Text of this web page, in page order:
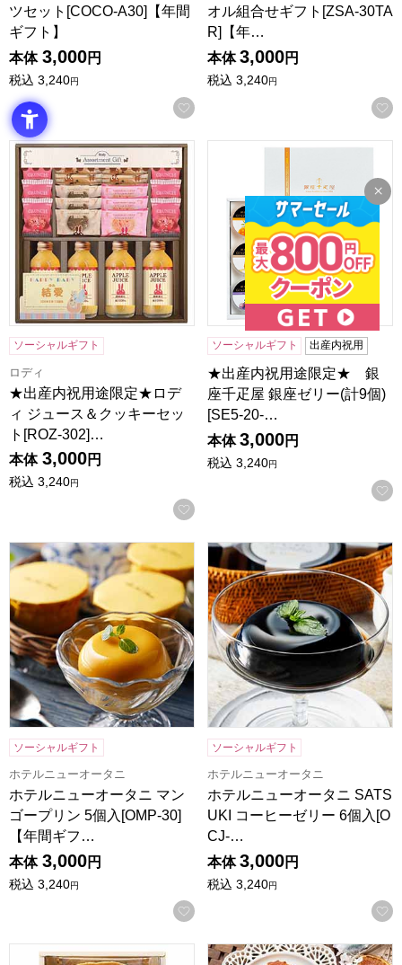
ツセット[COCO-A30]【年間
ギフト】
本体 3,000円
税込 3,240円
お気に入りに登録する
オル組合せギフト[ZSA-30TA
R]【年…
本体 3,000円
税込 3,240円
★出産内祝用途限定★ロディ ジュース＆クッキーセット
ソーシャルギフト
ロディ
★出産内祝用途限定★ロデ
ィ ジュース＆クッキーセッ
ト[ROZ-302]…
本体 3,000円
税込 3,240円
お気に入りに登録する
★出産内祝用途限定★ 銀座
ソーシャルギフト 出産内祝用
★出産内祝用途限定★ 銀
座千疋屋 銀座ゼリー(計9個)
[SE5-20-…
本体 3,000円
税込 3,240円
ホテルニューオータニ マンゴープリン 5個入[OMP-30]【年
ソーシャルギフト
ホテルニューオータニ
ホテルニューオータニ マン
ゴープリン 5個入[OMP-30]
【年間ギフ…
本体 3,000円
税込 3,240円
お気に入りに登録する
ホテルニューオータニ
ソーシャルギフト
ホテルニューオータニ
ホテルニューオータニ SATS
UKI コーヒーゼリー 6個入[O
CJ-…
本体 3,000円
税込 3,240円
帝国ホテル アーモンドパイ【年間ギフト】スイートバスケット焼菓子詰